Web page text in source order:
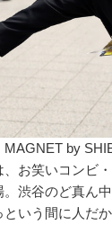
by
お笑いコンビ
渋谷のど真ん
いう間に人だ